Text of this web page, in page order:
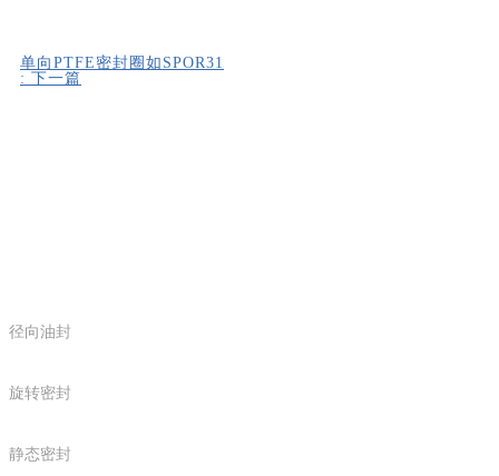
单向PTFE密封圈如SPOR31
: 下一篇
径向油封
旋转密封
静态密封